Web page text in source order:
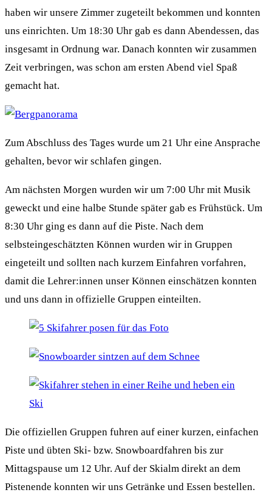
haben wir unsere Zimmer zugeteilt bekommen und konnten
uns einrichten. Um 18:30 Uhr gab es dann Abendessen, das
insgesamt in Ordnung war. Danach konnten wir zusammen
Zeit verbringen, was schon am ersten Abend viel Spaß
gemacht hat.
Zum Abschluss des Tages wurde um 21 Uhr eine Ansprache
gehalten, bevor wir schlafen gingen.
Am nächsten Morgen wurden wir um 7:00 Uhr mit Musik
geweckt und eine halbe Stunde später gab es Frühstück. Um
8:30 Uhr ging es dann auf die Piste. Nach dem
selbsteingeschätzten Können wurden wir in Gruppen
eingeteilt und sollten nach kurzem Einfahren vorfahren,
damit die Lehrer:innen unser Können einschätzen konnten
und uns dann in offizielle Gruppen einteilten.
Die offiziellen Gruppen fuhren auf einer kurzen, einfachen
Piste und übten Ski- bzw. Snowboardfahren bis zur
Mittagspause um 12 Uhr. Auf der Skialm direkt an dem
Pistenende konnten wir uns Getränke und Essen bestellen.